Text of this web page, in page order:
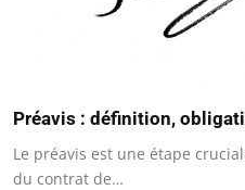
Préavis : définition,
Le préavis est une étape
du contrat de…